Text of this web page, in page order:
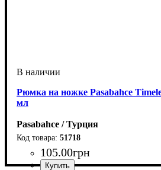
Рюмка на ножке Pasabahce
мл
Pasabahce / Турция
51718
105.00грн